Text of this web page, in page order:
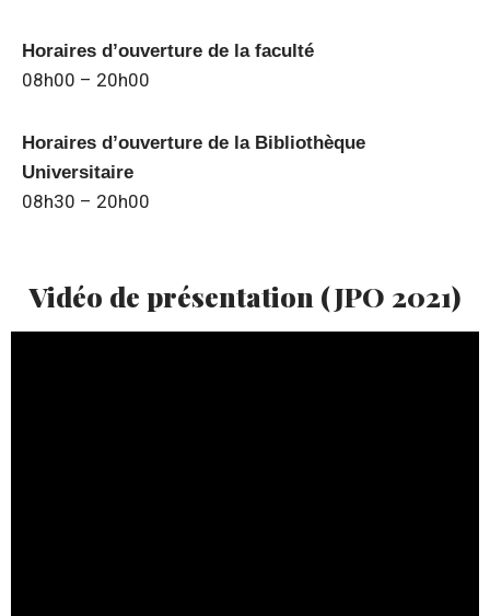
Horaires d’ouverture de la faculté
08h00 – 20h00
Horaires d’ouverture de la Bibliothèque
Universitaire
08h30 – 20h00
Vidéo de présentation (JPO 2021)